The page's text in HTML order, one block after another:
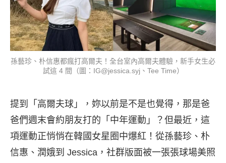
孫藝珍、朴信惠都瘋打高爾夫！全台室內高爾夫體驗，新手女生必
試這 4 間（圖：IG@jessica.syj、Tee Time）
提到「高爾夫球」，妳以前是不是也覺得，那是爸
爸們週末會約朋友打的「中年運動」？但最近，這
項運動正悄悄在韓國女星圈中爆紅！從孫藝珍、朴
信惠、潤娥到 Jessica，社群版面被一張張球場美照